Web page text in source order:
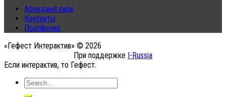
Арендный парк
Контакты
Портфолио
«Гефест Интерактив» © 2026
При поддержке I-Russia
Если интерактив, то Гефест.